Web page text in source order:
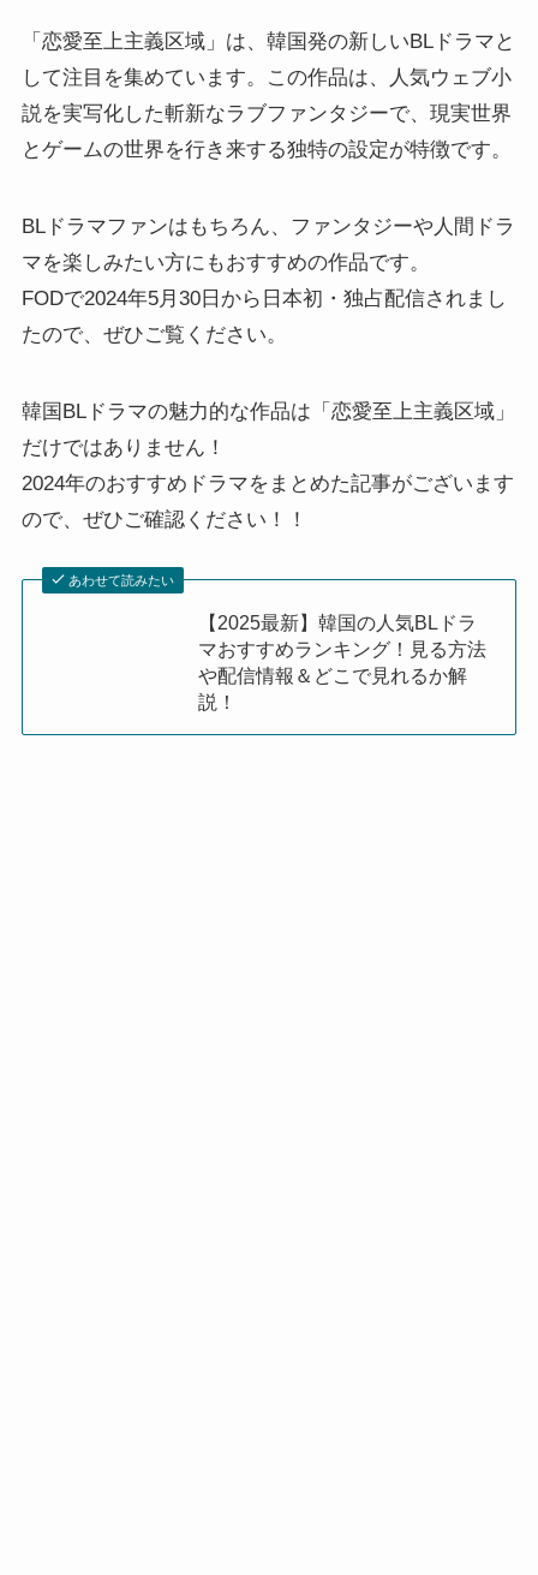
「恋愛至上主義区域」は、韓国発の新しいBLドラマと
して注目を集めています。この作品は、人気ウェブ小
説を実写化した斬新なラブファンタジーで、現実世界
とゲームの世界を行き来する独特の設定が特徴です。
BLドラマファンはもちろん、ファンタジーや人間ドラ
マを楽しみたい方にもおすすめの作品です。
FODで2024年5月30日から日本初・独占配信されまし
たので、ぜひご覧ください。
韓国BLドラマの魅力的な作品は「恋愛至上主義区域」
だけではありません！
2024年のおすすめドラマをまとめた記事がございます
ので、ぜひご確認ください！！
あわせて読みたい
【2025最新】韓国の人気BLドラ
マおすすめランキング！見る方法
や配信情報＆どこで見れるか解
説！